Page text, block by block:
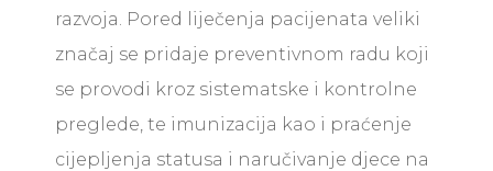
razvoja. Pored liječenja pacijenata veliki
značaj se pridaje preventivnom radu koji
se provodi kroz sistematske i kontrolne
preglede, te imunizacija kao i praćenje
cijepljenja statusa i naručivanje djece na